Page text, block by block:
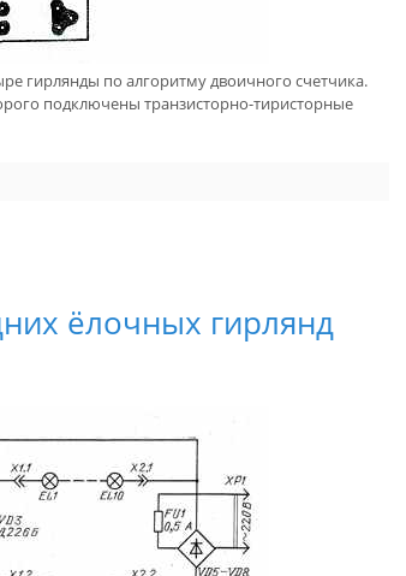
гирлянды по алгоритму двоичного счетчика.
подключены транзисторно-тиристорные
ёлочных гирлянд